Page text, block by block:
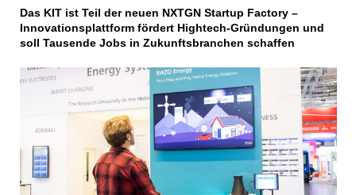
Das KIT ist Teil der neuen NXTGN Startup Factory –
Innovationsplattform fördert Hightech-Gründungen und
soll Tausende Jobs in Zukunftsbranchen schaffen